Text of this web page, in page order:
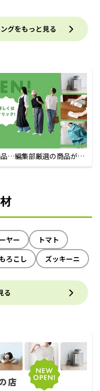
グをもっと見る
…編集部厳選の商品が買
ヤー
トマト
ろこし ズッキーニ
る